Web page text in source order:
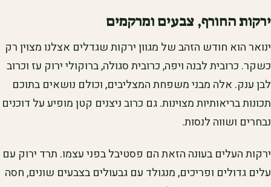
ירקות החורף, צבעים ומרקמים
ינואר הוא חודש הזהב של מגוון ירקות שגדלים אצלנו מצוין רק
כשקר. כרובית לבנה ויפה, כרובית סגולה, ברוקולי ירוק עז וכרוב
לבן ענק. אלה מבני משפחת המצליבים, וכולם נושאים בתוכם
תכונות בריאותיות מצוינות. גם כרוב ניצנים קטן מופיע על דוכנים
נבחרים ושווה לנסות.
ירקות העלים בעונה הזאת הם פסטיבל בפני עצמו. תרד ירוק עם
עלים גדולים ופריכים, מנגולד עם גבעולים בצבעים שונים, חסה